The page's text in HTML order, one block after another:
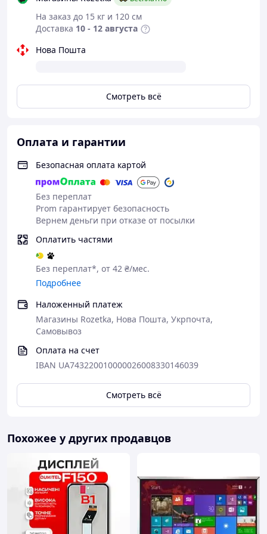
Для комфортной замены Дисплей + сенсор
Xiaomi Poco C40 / Redmi 10C Black - p/n:
LM5C3959F2-A1 Вам потребуются:
На заказ до 15 кг и 120 см
Доставка 10 - 12 августа
Нова Пошта
Смотреть всё
Оплата и гарантии
Безопасная оплата картой
Без переплат
Prom гарантирует безопасность
Вернем деньги при отказе от посылки
Оплатить частями
Без переплат*, от 42 ₴/мес.
Подробнее
Наложенный платеж
Магазины Rozetka, Нова Пошта, Укрпочта,
Самовывоз
Оплата на счет
IBAN UA743220010000026008330146039
Смотреть всё
Похожее у других продавцов